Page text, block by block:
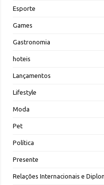
Esporte
Games
Gastronomia
hoteis
Lançamentos
Lifestyle
Moda
Pet
Política
Presente
Relações Internacionais e